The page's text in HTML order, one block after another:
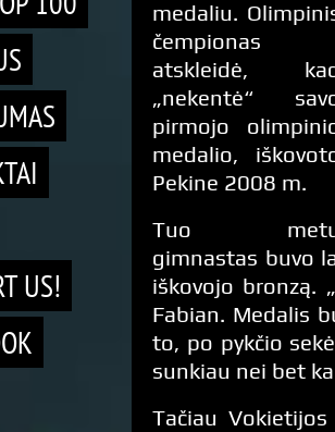
US!
medaliu.
čempionas
atskleidė,
„nekentė“
pirmojo
medalio,
Pekine 2008 m.
Tuo
gimnastas buvo
iškovojo bronzą.
Fabian. Medalis
to, po pykčio
sunkiau nei bet
Tačiau